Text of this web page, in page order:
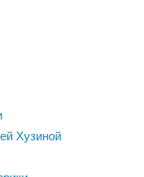
Хузиной